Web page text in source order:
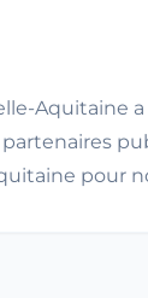
Aquitaine
pour